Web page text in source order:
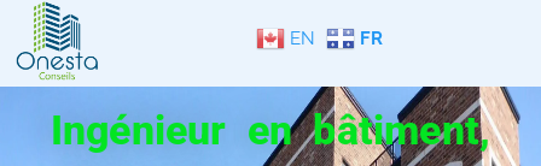
EN FR
Ingénieur en bâtiment,